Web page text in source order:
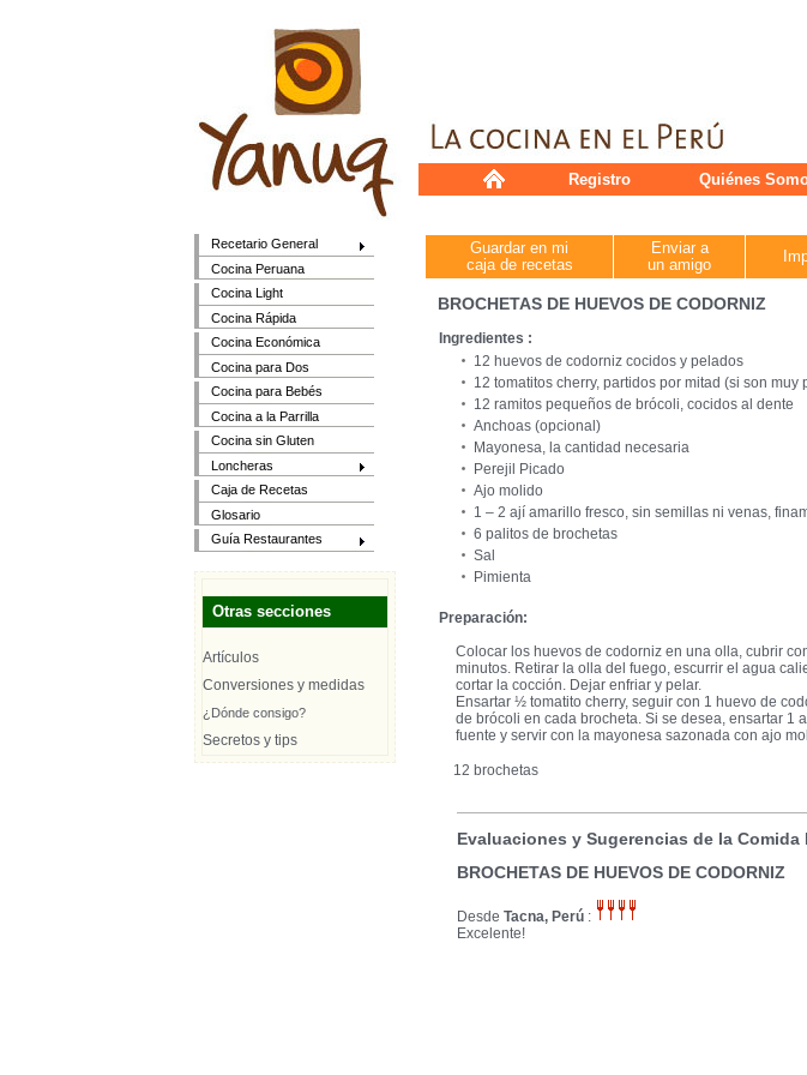
Recetario General
Cocina Peruana
Cocina Light
Cocina Rápida
Cocina Económica
Cocina para Dos
Cocina para Bebés
Cocina a la Parrilla
Cocina sin Gluten
Loncheras
Caja de Recetas
Glosario
Guía Restaurantes
Otras secciones
Artículos
Conversiones y medidas
¿Dónde consigo?
Secretos y tips
Registro Quiénes
Guardar en mi
caja de recetas
Enviar a
un amigo
BROCHETAS DE HUEVOS DE CODORNIZ
Ingredientes :
12 huevos de codorniz cocidos y pelados
12 tomatitos cherry, partidos por mitad (si son
12 ramitos pequeños de brócoli, cocidos al dente
Anchoas (opcional)
Mayonesa, la cantidad necesaria
Perejil Picado
Ajo molido
1 – 2 ají amarillo fresco, sin semillas ni venas,
6 palitos de brochetas
Sal
Pimienta
Preparación:
Colocar los huevos de codorniz en una olla, cubrir
minutos. Retirar la olla del fuego, escurrir el agua
cortar la cocción. Dejar enfriar y pelar.
Ensartar ½ tomatito cherry, seguir con 1 huevo de
de brócoli en cada brocheta. Si se desea, ensartar 1
fuente y servir con la mayonesa sazonada con ajo
12 brochetas
Evaluaciones y Sugerencias de la Comida
BROCHETAS DE HUEVOS DE CODORNIZ
Desde Tacna, Perú:
Excelente!